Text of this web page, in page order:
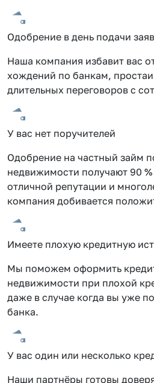
Одобрение в день подачи
Наша компания избавит вас
хождений по банкам,
длительных переговоров с
У вас нет поручителей
Одобрение на частный займ
недвижимости получают 90
отличной репутации и
компания добивается
Имеете плохую кредитную
Мы поможем оформить
недвижимости при плохой
даже в случае когда вы уже
банка.
У вас один или несколько
Наши партнёры готовы